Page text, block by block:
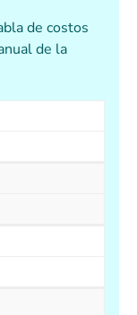
de costos
de la